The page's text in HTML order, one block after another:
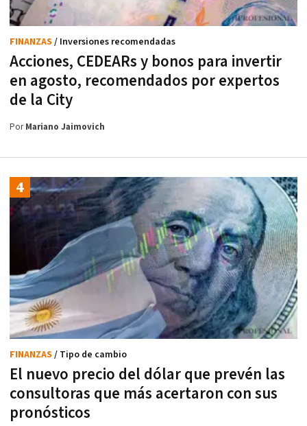
Acciones, CEDEARs y bonos para invertir
en agosto, recomendados por expertos
de la City
FINANZAS / Inversiones recomendadas
PorMariano Jaimovich
El nuevo precio del dólar que prevén las
consultoras que más acertaron con sus
pronósticos
FINANZAS / Tipo de cambio